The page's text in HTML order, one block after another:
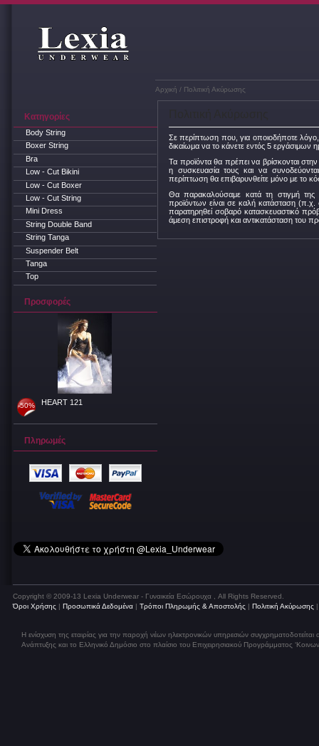
Αρχική / Πολιτική Ακύρωσης
Κατηγορίες
Body String
Boxer String
Bra
Low - Cut Bikini
Low - Cut Boxer
Low - Cut String
Mini Dress
String Double Band
String Tanga
Suspender Belt
Tanga
Top
Προσφορές
-50% HEART 121
Πληρωμές
Σε περίπτωση που, για οποιοδήποτε λόγο,
δικαίωμα να το κάνετε εντός 5
Τα προϊόντα θα πρέπει να βρίσκονται
η συσκευασία τους και να
περίπτωση θα επιβαρυνθείτε μόνο με το
Θα παρακαλούσαμε κατά τη στιγμή
προϊόντων είναι σε καλή κατάσταση
παρατηρηθεί σοβαρό κατασκευαστικό
άμεση επιστροφή και αντικατάσταση του
Copyright © 2009-13 Lexia Underwear - Γυναικεία Εσώρουχα , All Rights Reserved.
Όροι Χρήσης | Προσωπικά Δεδομένα | Τρόποι Πληρωμής & Αποστολής | Πολιτική Ακύρωσης
Η ενίσχυση της εταιρίας για την παροχή νέων ηλεκτρονικών υπηρεσιών
Ανάπτυξης και το Ελληνικό Δημόσιο στο πλαίσιο του Επιχειρησιακού Προγράμματος